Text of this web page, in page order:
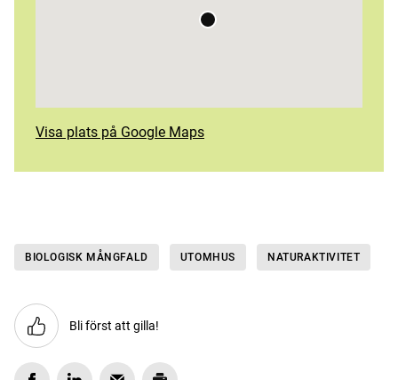
Visa plats på Google Maps
BIOLOGISK MÅNGFALD UTOMHUS NATURAKTIVITET
Bli först att gilla!